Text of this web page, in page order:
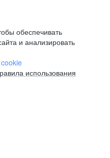
обеспечивать
и анализировать
использования